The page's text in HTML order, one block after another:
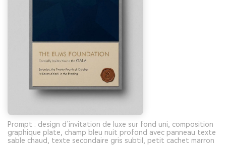
Prompt : design d’invitation de luxe sur fond uni, composition
graphique plate, champ bleu nuit profond avec panneau texte
sable chaud, texte secondaire gris subtil, petit cachet marron